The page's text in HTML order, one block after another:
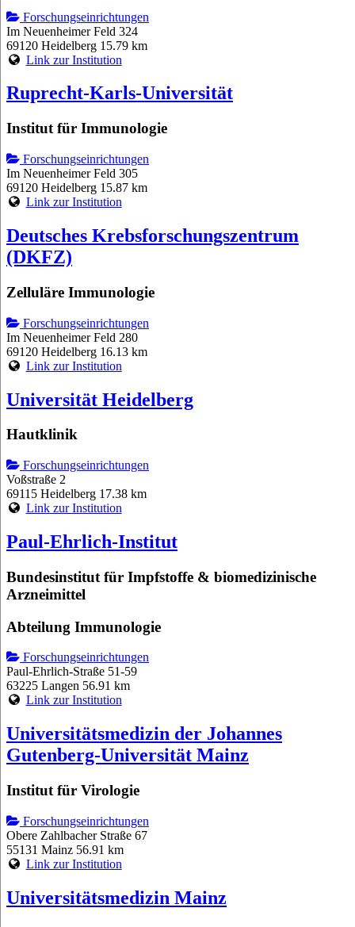
Forschungseinrichtungen
Im Neuenheimer Feld 324
69120 Heidelberg 15.79 km
Link zur Institution
Ruprecht-Karls-Universität
Institut für Immunologie
Forschungseinrichtungen
Im Neuenheimer Feld 305
69120 Heidelberg 15.87 km
Link zur Institution
Deutsches Krebsforschungszentrum
(DKFZ)
Zelluläre Immunologie
Forschungseinrichtungen
Im Neuenheimer Feld 280
69120 Heidelberg 16.13 km
Link zur Institution
Universität Heidelberg
Hautklinik
Forschungseinrichtungen
Voßstraße 2
69115 Heidelberg 17.38 km
Link zur Institution
Paul-Ehrlich-Institut
Bundesinstitut für Impfstoffe & biomedizinische
Arzneimittel
Abteilung Immunologie
Forschungseinrichtungen
Paul-Ehrlich-Straße 51-59
63225 Langen 56.91 km
Link zur Institution
Universitätsmedizin der Johannes
Gutenberg-Universität Mainz
Institut für Virologie
Forschungseinrichtungen
Obere Zahlbacher Straße 67
55131 Mainz 56.91 km
Link zur Institution
Universitätsmedizin Mainz